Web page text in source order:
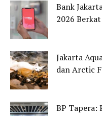
Bank
2026
Jakarta
dan Arctic
BP Tapera: